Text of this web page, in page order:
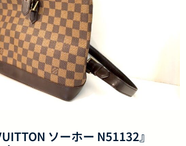
ソーホー N51132』